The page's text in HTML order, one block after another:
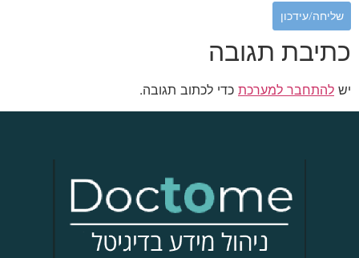
שליחה/עידכון
כתיבת תגובה
יש להתחבר למערכת כדי לכתוב תגובה.